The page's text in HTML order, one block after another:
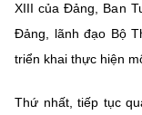
XIII của Đảng, Ban
Đảng, lãnh đạo Bộ
triển khai thực hiện
Thứ nhất, tiếp tục